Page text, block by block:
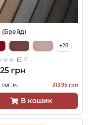
(Брейд)
+28
0
грн
пог. м. 313.95 грн
В кошик